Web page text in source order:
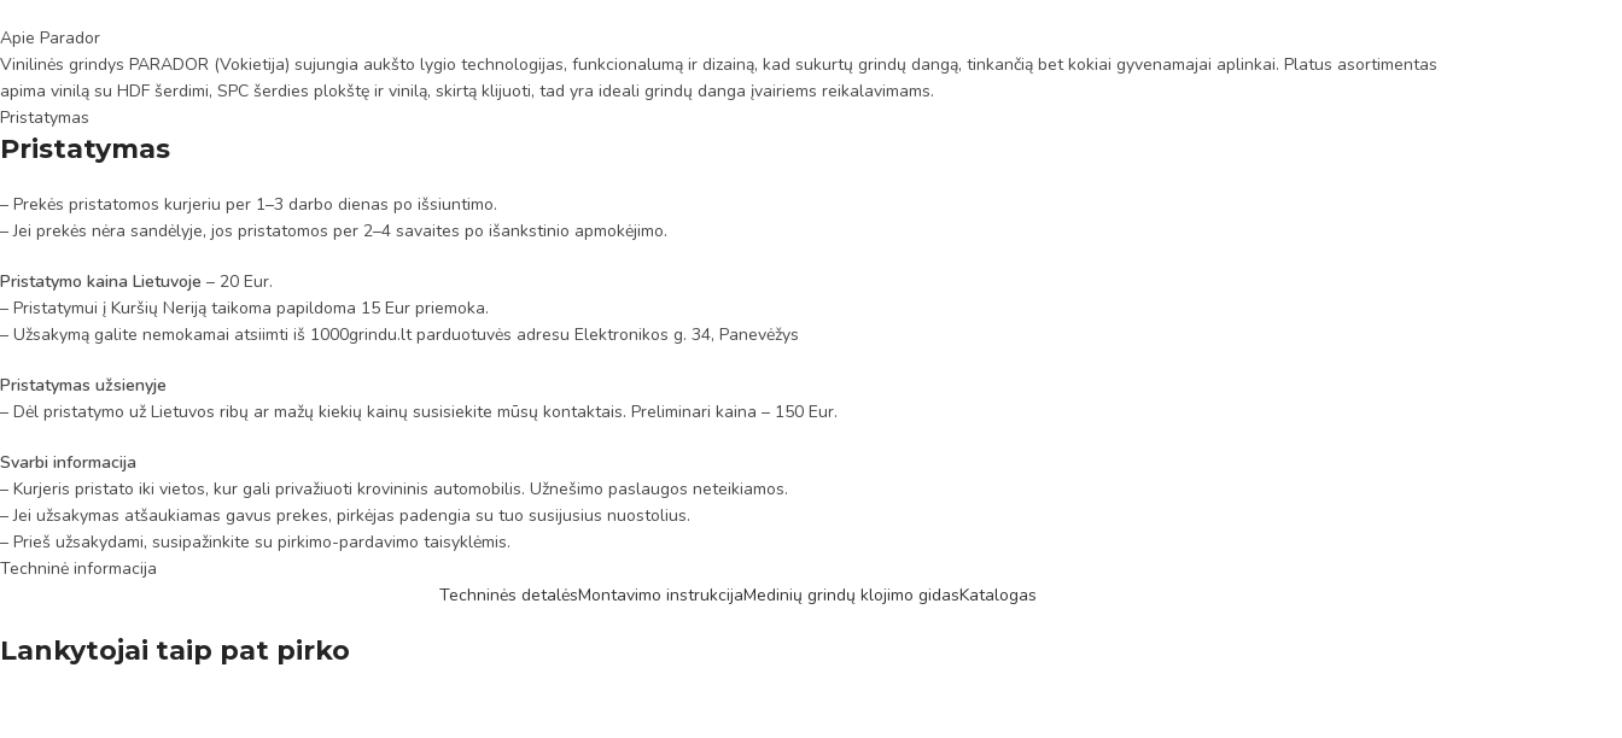
Apie Parador
Vinilinės grindys PARADOR (Vokietija) sujungia aukšto lygio technologijas, funkcionalumą ir dizainą, kad sukurtų grindų dangą, tinkančią bet kokiai gyvenamajai aplinkai. Platus asortimentas
apima vinilą su HDF šerdimi, SPC šerdies plokštę ir vinilą, skirtą klijuoti, tad yra ideali grindų danga įvairiems reikalavimams.
Pristatymas
Pristatymas
– Prekės pristatomos kurjeriu per 1–3 darbo dienas po išsiuntimo.
– Jei prekės nėra sandėlyje, jos pristatomos per 2–4 savaites po išankstinio apmokėjimo.
Pristatymo kaina Lietuvoje – 20 Eur.
– Pristatymui į Kuršių Neriją taikoma papildoma 15 Eur priemoka.
– Užsakymą galite nemokamai atsiimti iš 1000grindu.lt parduotuvės adresu Elektronikos g. 34, Panevėžys
Pristatymas užsienyje
– Dėl pristatymo už Lietuvos ribų ar mažų kiekių kainų susisiekite mūsų kontaktais. Preliminari kaina – 150 Eur.
Svarbi informacija
– Kurjeris pristato iki vietos, kur gali privažiuoti krovininis automobilis. Užnešimo paslaugos neteikiamos.
– Jei užsakymas atšaukiamas gavus prekes, pirkėjas padengia su tuo susijusius nuostolius.
– Prieš užsakydami, susipažinkite su pirkimo-pardavimo taisyklėmis.
Techninė informacija
Techninės detalėsMontavimo instrukcijaMedinių grindų klojimo gidasKatalogas
Lankytojai taip pat pirko